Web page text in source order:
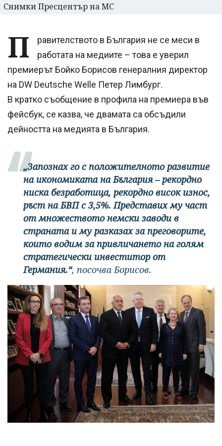
Снимки Пресцентър на МС
П
равителството в България не се меси в
работата на медиите – това е уверил
премиерът Бойко Борисов генералния директор
на DW Deutsche Welle Петер Лимбург.
В кратко съобщение в профила на премиера във
фейсбук, се казва, че двамата са обсъдили
дейността на медията в България.
„Запознах го с положителното развитие
на икономиката на България – рекордно
ниска безработица, рекордно висок износ,
ръст на БВП с 3,5%. Представих му част
от множеството немски заводи в
страната и му разказах за преговорите,
които водим за привличането на голям
стратегически инвеститор от
Германия.“, посочва Борисов.